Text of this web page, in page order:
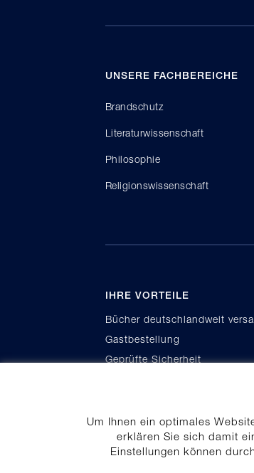
Um Ihnen ein optimales
erklären Sie sich damit
Einstellungen können
UNSERE FACHBEREICHE
Brandschutz
Literaturwissenschaft
Philosophie
Religionswissenschaft
IHRE VORTEILE
Bücher deutschlandweit
Gastbestellung
Geprüfte Sicherheit